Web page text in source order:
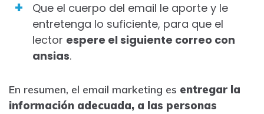
Que el cuerpo del email le aporte y le
entretenga lo suficiente, para que el
lector espere el siguiente correo con
ansias.
En resumen, el email marketing es entregar la
información adecuada, a las personas